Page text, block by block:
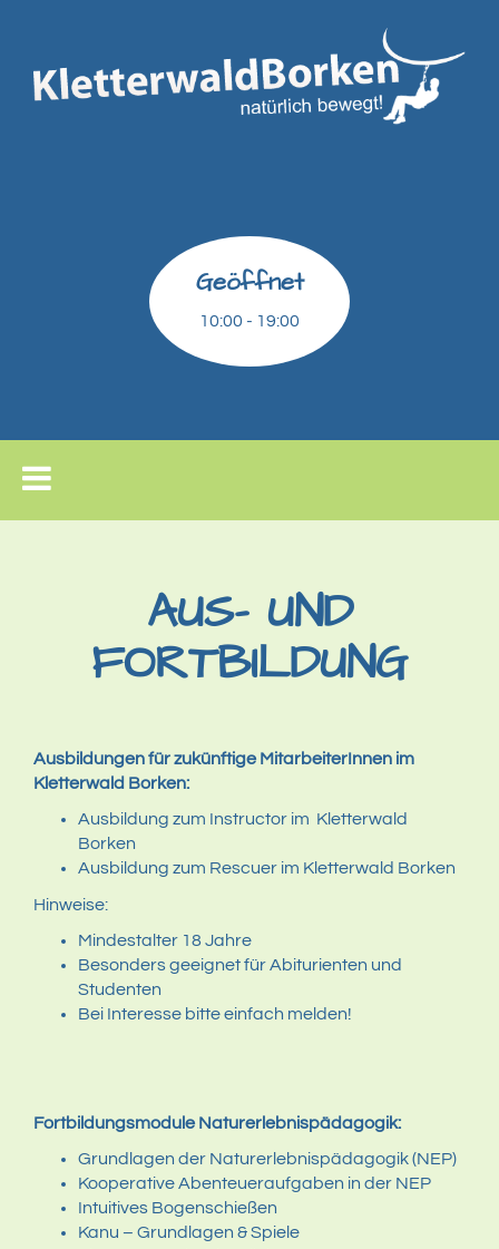
Geöffnet
10:00 - 19:00
AUS- UND
FORTBILDUNG
Ausbildungen für zukünftige MitarbeiterInnen im
Kletterwald Borken:
Ausbildung zum Instructor im Kletterwald
Borken
Ausbildung zum Rescuer im Kletterwald Borken
Hinweise:
Mindestalter 18 Jahre
Besonders geeignet für Abiturienten und
Studenten
Bei Interesse bitte einfach melden!
Fortbildungsmodule Naturerlebnispädagogik:
Grundlagen der Naturerlebnispädagogik (NEP)
Kooperative Abenteueraufgaben in der NEP
Intuitives Bogenschießen
Kanu – Grundlagen & Spiele